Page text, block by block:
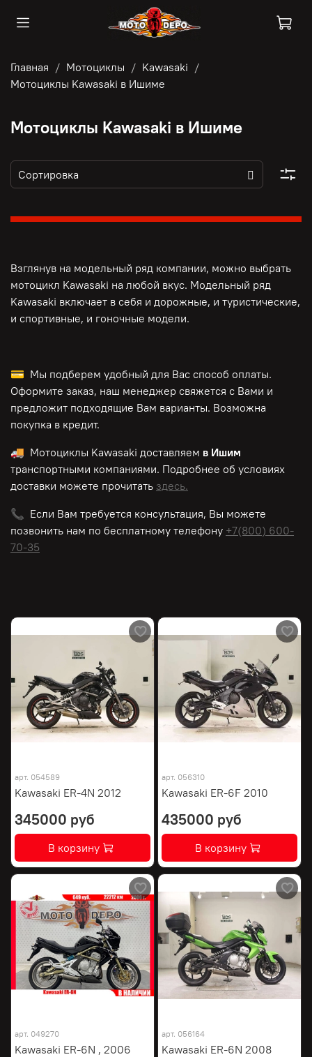
Главная Мотоциклы
Kawasaki
Мотоциклы Kawasaki в Ишиме
Мотоциклы Kawasaki в Ишиме
Взглянув на модельный ряд компании, можно выбрать
мотоцикл Kawasaki на любой вкус. Модельный ряд
Kawasaki включает в себя и дорожные, и туристические,
и спортивные, и гоночные модели.
💳 Мы подберем удобный для Вас способ оплаты.
Оформите заказ, наш менеджер свяжется с Вами и
предложит подходящие Вам варианты. Возможна
покупка в кредит.
🚚 Мотоциклы Kawasaki доставляем в Ишим
транспортными компаниями. Подробнее об условиях
доставки можете прочитать здесь.
📞 Если Вам требуется консультация, Вы можете
позвонить нам по бесплатному телефону +7(800) 600-
70-35
арт. 054589
Kawasaki ER-4N 2012
345000 руб
В корзину
арт. 056310
Kawasaki ER-6F 2010
435000 руб
В корзину
арт. 049270
Kawasaki ER-6N , 2006
арт. 056164
Kawasaki ER-6N 2008